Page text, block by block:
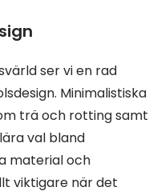
ser vi en rad
Minimalistiska
trä och rotting samt
val bland
material och
viktigare när det